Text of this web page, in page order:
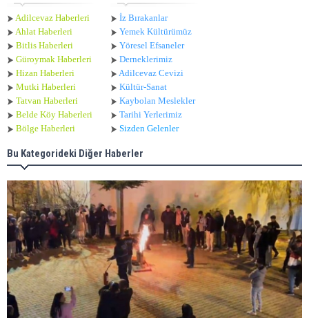
Adilcevaz Haberleri
Ahlat Haberleri
Bitlis Haberleri
Güroymak Haberleri
Hizan Haberleri
Mutki Haberleri
Tatvan Haberleri
Belde Köy Haberleri
Bölge Haberleri
İz Bırakanlar
Yemek Kültürümüz
Yöresel Efsaneler
Derneklerimiz
Adilcevaz Cevizi
Kültür-Sanat
Kaybolan Meslekler
Tarihi Yerlerimiz
Sizden Gelenler
Bu Kategorideki Diğer Haberler